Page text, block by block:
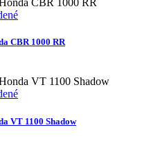
CBR 1000 RR
VT 1100 Shadow